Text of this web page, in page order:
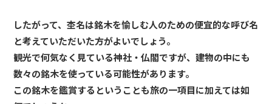
したがって、杢名は銘木を愉しむ人のための便宜的な呼び名
と考えていただいた方がよいでしょう。
観光で何気なく見ている神社・仏閣ですが、建物の中にも
数々の銘木を使っている可能性があります。
この銘木を鑑賞するということも旅の一項目に加えては如